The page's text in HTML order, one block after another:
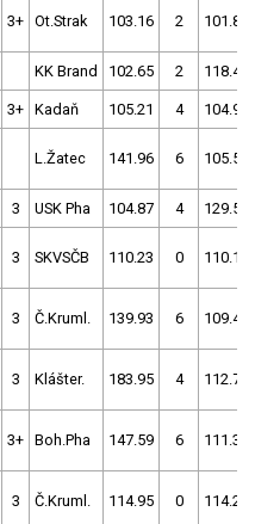
3+ Ot.Strak 103.16 2 101.84
KK Brand 102.65 2 118.40
3+ Kadaň 105.21 4 104.98
L.Žatec 141.96 6 105.59
3 USK Pha 104.87 4 129.53
3 SKVSČB 110.23 0 110.18
3 Č.Kruml. 139.93 6 109.40
3 Klášter. 183.95 4 112.73
3+ Boh.Pha 147.59 6 111.39
3 Č.Kruml. 114.95 0 114.28